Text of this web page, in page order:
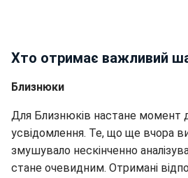
Хто отримає важливий
Близнюки
Для Близнюків настане момент
усвідомлення. Те, що ще вчора
змушувало нескінченно
стане очевидним. Отримані